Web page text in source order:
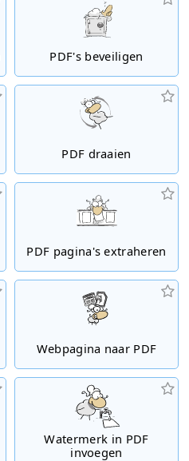
PDF's beveiligen
PDF draaien
PDF pagina's extraheren
Webpagina naar PDF
Watermerk in PDF
invoegen